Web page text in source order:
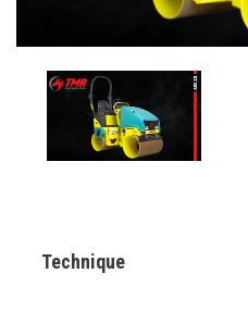
Technique